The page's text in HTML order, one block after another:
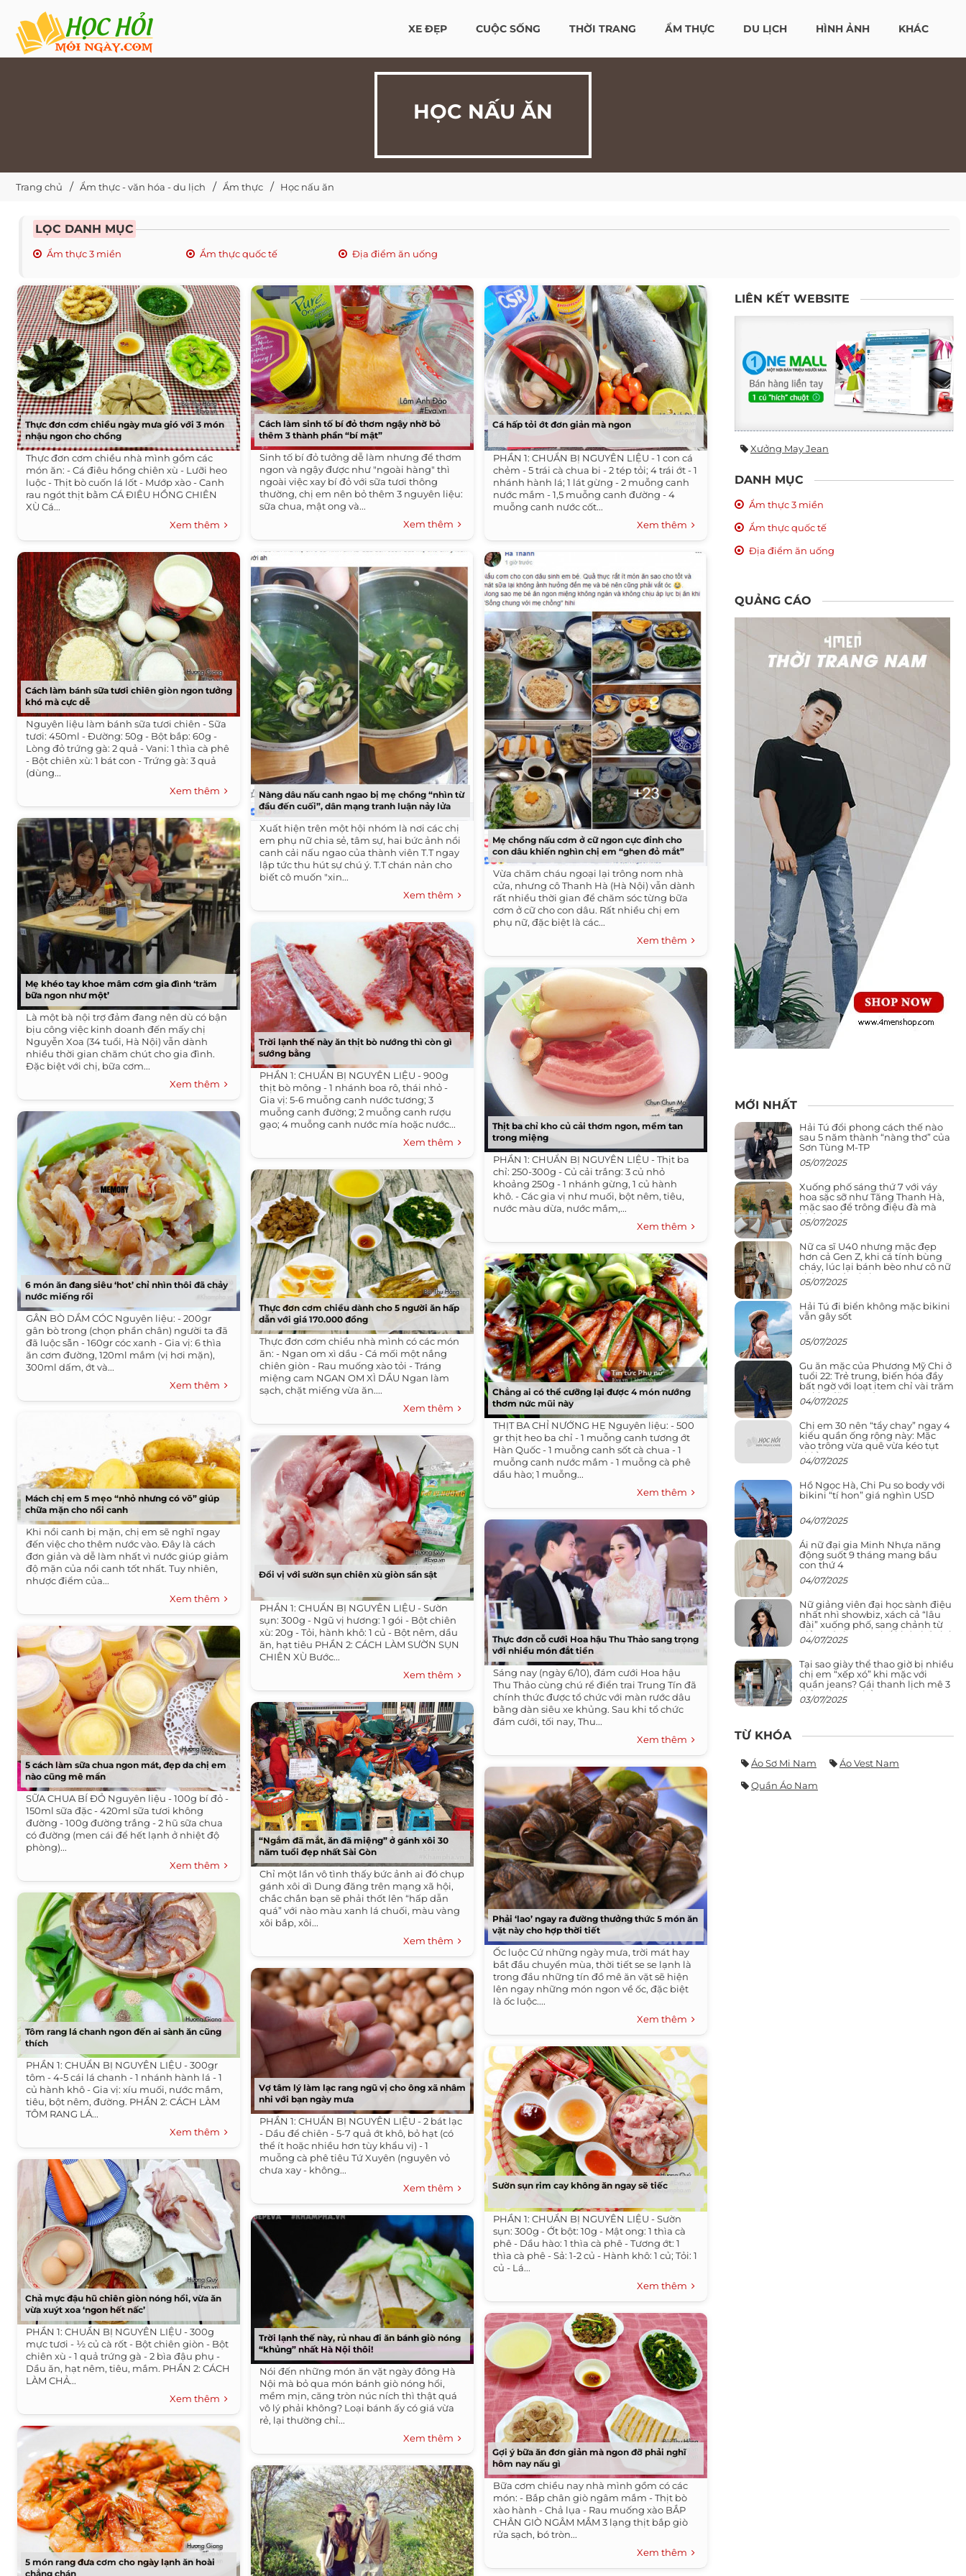
XE ĐẸP CUỘC SỐNG THỜI TRANG ẨM THỰC DU LỊCH HÌNH ẢNH KHÁC
HỌC NẤU ĂN
Trang chủ Ẩm thực - văn hóa - du lịch Ẩm thực Học nấu ăn
LỌC DANH MỤC
Ẩm thực 3 miền Ẩm thực quốc tế Địa điểm ăn uống
Thực đơn cơm chiều ngày mưa gió với 3 món
nhậu ngon cho chồng
Thực đơn cơm chiều nhà mình gồm các
món ăn: - Cá điêu hồng chiên xù - Lưỡi heo
luộc - Thịt bò cuốn lá lốt - Mướp xào - Canh
rau ngót thịt bằm CÁ ĐIÊU HỒNG CHIÊN
XÙ Cá...
Xem thêm
Cách làm bánh sữa tươi chiên giòn ngon tưởng
khó mà cực dễ
Nguyên liệu làm bánh sữa tươi chiên - Sữa
tươi: 450ml - Đường: 50g - Bột bắp: 60g -
Lòng đỏ trứng gà: 2 quả - Vani: 1 thìa cà phê
- Bột chiên xù: 1 bát con - Trứng gà: 3 quả
(dùng...
Xem thêm
Mẹ khéo tay khoe mâm cơm gia đình ‘trăm
bữa ngon như một’
Là một bà nội trợ đảm đang nên dù có bận
bịu công việc kinh doanh đến mấy chị
Nguyễn Xoa (34 tuổi, Hà Nội) vẫn dành
nhiều thời gian chăm chút cho gia đình.
Đặc biệt với chị, bữa cơm...
Xem thêm
6 món ăn đang siêu ‘hot’ chỉ nhìn thôi đã chảy
nước miếng rồi
GÂN BÒ DẦM CÓC Nguyên liệu: - 200gr
gân bò trong (chọn phần chân) người ta đã
đã luộc sẵn - 160gr cóc xanh - Gia vị: 6 thìa
ăn cơm đường, 120ml mắm (vị hơi mặn),
300ml dấm, ớt và...
Xem thêm
Mách chị em 5 mẹo “nhỏ nhưng có võ” giúp
chữa mặn cho nồi canh
Khi nồi canh bị mặn, chị em sẽ nghĩ ngay
đến việc cho thêm nước vào. Đây là cách
đơn giản và dễ làm nhất vì nước giúp giảm
độ mặn của nồi canh tốt nhất. Tuy nhiên,
nhược điểm của...
Xem thêm
5 cách làm sữa chua ngon mát, đẹp da chị em
nào cũng mê mẩn
SỮA CHUA BÍ ĐỎ Nguyên liệu - 100g bí đỏ -
150ml sữa đặc - 420ml sữa tươi không
đường - 100g đường trắng - 2 hũ sữa chua
có đường (men cái để hết lạnh ở nhiệt độ
phòng)...
Xem thêm
Tôm rang lá chanh ngon đến ai sành ăn cũng
thích
PHẦN 1: CHUẨN BỊ NGUYÊN LIỆU - 300gr
tôm - 4-5 cái lá chanh - 1 nhánh hành lá - 1
củ hành khô - Gia vị: xíu muối, nước mắm,
tiêu, bột nêm, đường. PHẦN 2: CÁCH LÀM
TÔM RANG LÁ...
Xem thêm
Chả mực đậu hũ chiên giòn nóng hổi, vừa ăn
vừa xuýt xoa ‘ngon hết nấc’
PHẦN 1: CHUẨN BỊ NGUYÊN LIỆU - 300g
mực tươi - ½ củ cà rốt - Bột chiên giòn - Bột
chiên xù - 1 quả trứng gà - 2 bìa đậu phụ -
Dầu ăn, hạt nêm, tiêu, mắm. PHẦN 2: CÁCH
LÀM CHẢ...
Xem thêm
5 món rang đưa cơm cho ngày lạnh ăn hoài
chẳng chán
Cách làm sinh tố bí đỏ thơm ngậy nhờ bỏ
thêm 3 thành phần “bí mật”
Sinh tố bí đỏ tưởng dễ làm nhưng để thơm
ngon và ngậy được như "ngoài hàng" thì
ngoài việc xay bí đỏ với sữa tươi thông
thường, chị em nên bỏ thêm 3 nguyên liệu:
sữa chua, mật ong và...
Xem thêm
Nàng dâu nấu canh ngao bị mẹ chồng “nhìn từ
đầu đến cuối”, dân mạng tranh luận nảy lửa
Xuất hiện trên một hội nhóm là nơi các chị
em phụ nữ chia sẻ, tâm sự, hai bức ảnh nồi
canh cải nấu ngao của thành viên T.T ngay
lập tức thu hút sự chú ý. T.T chán nản cho
biết cô muốn "xin...
Xem thêm
Trời lạnh thế này ăn thịt bò nướng thì còn gì
sướng bằng
PHẦN 1: CHUẨN BỊ NGUYÊN LIỆU - 900g
thịt bò mông - 1 nhánh boa rô, thái nhỏ -
Gia vị: 5-6 muỗng canh nước tương; 3
muỗng canh đường; 2 muỗng canh rượu
gạo; 4 muỗng canh nước mía hoặc nước...
Xem thêm
Thực đơn cơm chiều dành cho 5 người ăn hấp
dẫn với giá 170.000 đồng
Thực đơn cơm chiều nhà mình có các món
ăn: - Ngan om xì dầu - Cá mối một nắng
chiên giòn - Rau muống xào tỏi - Tráng
miệng cam NGAN OM XÌ DẦU Ngan làm
sạch, chặt miếng vừa ăn....
Xem thêm
Đổi vị với sườn sụn chiên xù giòn sần sật
PHẦN 1: CHUẨN BỊ NGUYÊN LIỆU - Sườn
sụn: 300g - Ngũ vị hương: 1 gói - Bột chiên
xù: 20g - Tỏi, hành khô: 1 củ - Bột nêm, dầu
ăn, hạt tiêu PHẦN 2: CÁCH LÀM SƯỜN SỤN
CHIÊN XÙ Bước...
Xem thêm
“Ngắm đã mắt, ăn đã miệng” ở gánh xôi 30
năm tuổi đẹp nhất Sài Gòn
Chỉ một lần vô tình thấy bức ảnh ai đó chụp
gánh xôi dì Dung đăng trên mạng xã hội,
chắc chắn bạn sẽ phải thốt lên “hấp dẫn
quá” với nào màu xanh lá chuối, màu vàng
xôi bắp, xôi...
Xem thêm
Vợ tâm lý làm lạc rang ngũ vị cho ông xã nhâm
nhi với bạn ngày mưa
PHẦN 1: CHUẨN BỊ NGUYÊN LIỆU - 2 bát lạc
- Dầu để chiên - 5-7 quả ớt khô, bỏ hạt (có
thể ít hoặc nhiều hơn tùy khẩu vị) - 1
muỗng cà phê tiêu Tứ Xuyên (nguyên vỏ
chưa xay - không...
Xem thêm
Trời lạnh thế này, rủ nhau đi ăn bánh giò nóng
“khủng” nhất Hà Nội thôi!
Nói đến những món ăn vặt ngày đông Hà
Nội mà bỏ qua món bánh giò nóng hổi,
mềm mịn, căng tròn núc ních thì thật quá
vô lý phải không? Loại bánh ấy có giá vừa
rẻ, lại thường chỉ...
Xem thêm
Cá hấp tỏi ớt đơn giản mà ngon
PHẦN 1: CHUẨN BỊ NGUYÊN LIỆU - 1 con cá
chẻm - 5 trái cà chua bi - 2 tép tỏi; 4 trái ớt - 1
nhánh hành lá; 1 lát gừng - 2 muỗng canh
nước mắm - 1,5 muỗng canh đường - 4
muỗng canh nước cốt...
Xem thêm
Mẹ chồng nấu cơm ở cữ ngon cực đỉnh cho
con dâu khiến nghìn chị em “ghen đỏ mắt”
Vừa chăm cháu ngoại lại trông nom nhà
cửa, nhưng cô Thanh Hà (Hà Nội) vẫn dành
rất nhiều thời gian để chăm sóc từng bữa
cơm ở cữ cho con dâu. Rất nhiều chị em
phụ nữ, đặc biệt là các...
Xem thêm
Thịt ba chỉ kho củ cải thơm ngon, mềm tan
trong miệng
PHẦN 1: CHUẨN BỊ NGUYÊN LIỆU - Thịt ba
chỉ: 250-300g - Củ cải trắng: 3 củ nhỏ
khoảng 250g - 1 nhánh gừng, 1 củ hành
khô. - Các gia vị như muối, bột nêm, tiêu,
nước màu dừa, nước mắm,...
Xem thêm
Chẳng ai có thể cưỡng lại được 4 món nướng
thơm nức mũi này
THỊT BA CHỈ NƯỚNG HẸ Nguyên liệu: - 500
gr thịt heo ba chỉ - 1 muỗng canh tương ớt
Hàn Quốc - 1 muỗng canh sốt cà chua - 1
muỗng canh nước mắm - 1 muỗng cà phê
dầu hào; 1 muỗng...
Xem thêm
Thực đơn cỗ cưới Hoa hậu Thu Thảo sang trọng
với nhiều món đắt tiền
Sáng nay (ngày 6/10), đám cưới Hoa hậu
Thu Thảo cùng chú rể điển trai Trung Tín đã
chính thức được tổ chức với màn rước dâu
bằng dàn siêu xe khủng. Sau khi tổ chức
đám cưới, tối nay, Thu...
Xem thêm
Phải ‘lao’ ngay ra đường thưởng thức 5 món ăn
vặt này cho hợp thời tiết
Ốc luộc Cứ những ngày mưa, trời mát hay
bắt đầu chuyển mùa, thời tiết se se lạnh là
trong đầu những tín đồ mê ăn vặt sẽ hiện
lên ngay những món ngon về ốc, đặc biệt
là ốc luộc....
Xem thêm
Sườn sụn rim cay không ăn ngay sẽ tiếc
PHẦN 1: CHUẨN BỊ NGUYÊN LIỆU - Sườn
sụn: 300g - Ớt bột: 10g - Mật ong: 1 thìa cà
phê - Dầu hào: 1 thìa cà phê - Tương ớt: 1
thìa cà phê - Sả: 1-2 củ - Hành khô: 1 củ; Tỏi: 1
củ - Lá...
Xem thêm
Gợi ý bữa ăn đơn giản mà ngon đỡ phải nghĩ
hôm nay nấu gì
Bữa cơm chiều nay nhà mình gồm có các
món: - Bắp chân giò ngâm mắm - Thịt bò
xào hành - Chả lụa - Rau muống xào BẮP
CHÂN GIÒ NGÂM MẮM 3 lạng thịt bắp giò
rửa sạch, bó tròn...
Xem thêm
LIÊN KẾT WEBSITE
Xưởng May Jean
DANH MỤC
Ẩm thực 3 miền
Ẩm thực quốc tế
Địa điểm ăn uống
QUẢNG CÁO
MỚI NHẤT
Hải Tú đổi phong cách thế nào
sau 5 năm thành “nàng thơ” của
Sơn Tùng M-TP
05/07/2025
Xuống phố sáng thứ 7 với váy
hoa sặc sỡ như Tăng Thanh Hà,
mặc sao để trông điệu đà mà
không sến
05/07/2025
Nữ ca sĩ U40 nhưng mặc đẹp
hơn cả Gen Z, khi cá tính bùng
cháy, lúc lại bánh bèo như cô nữ
chính ngôn tình
05/07/2025
Hải Tú đi biển không mặc bikini
vẫn gây sốt
05/07/2025
Gu ăn mặc của Phương Mỹ Chi ở
tuổi 22: Trẻ trung, biến hóa đầy
bất ngờ với loạt item chỉ vài trăm
nghìn đã mua được
04/07/2025
Chị em 30 nên “tẩy chay” ngay 4
kiểu quần ống rộng này: Mặc
vào trông vừa quê vừa kéo tụt
chiều cao
04/07/2025
Hồ Ngọc Hà, Chi Pu so body với
bikini “tí hon” giá nghìn USD
04/07/2025
Ái nữ đại gia Minh Nhựa năng
động suốt 9 tháng mang bầu
con thứ 4
04/07/2025
Nữ giảng viên đại học sành điệu
nhất nhì showbiz, xách cả “lâu
đài” xuống phố, sang chảnh từ
giảng đường ra phố khó ai đọ lại
04/07/2025
Tại sao giày thể thao giờ bị nhiều
chị em “xếp xó” khi mặc với
quần jeans? Gái thanh lịch mê 3
kiểu này hơn hẳn
03/07/2025
TỪ KHÓA
Áo Sơ Mi Nam
Áo Vest Nam
Quần Áo Nam